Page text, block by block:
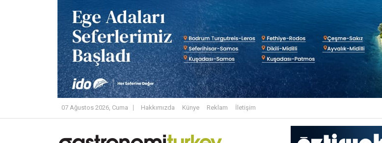
07 Ağustos 2026, Cuma Hakkımızda Künye Reklam İletişim